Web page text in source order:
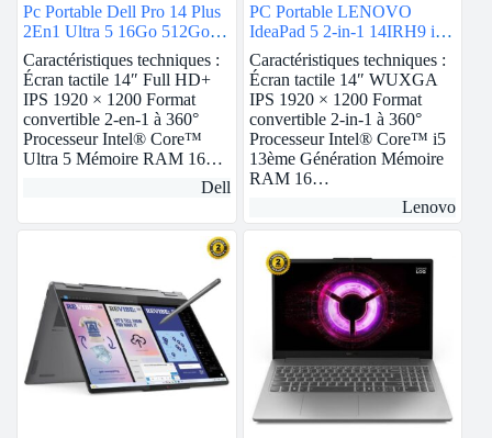
Pc Portable Dell Pro 14 Plus
2En1 Ultra 5 16Go 512Go
SSD Windows 11
Caractéristiques techniques :
Écran tactile 14″ Full HD+
IPS 1920 × 1200 Format
convertible 2-en-1 à 360°
Processeur Intel® Core™
Ultra 5 Mémoire RAM 16…
Dell
PC Portable LENOVO
IdeaPad 5 2-in-1 14IRH9 i5
13è Gén 16Go 512Go SSD
Caractéristiques techniques :
Écran tactile 14″ WUXGA
IPS 1920 × 1200 Format
convertible 2-in-1 à 360°
Processeur Intel® Core™ i5
13ème Génération Mémoire
RAM 16…
Lenovo